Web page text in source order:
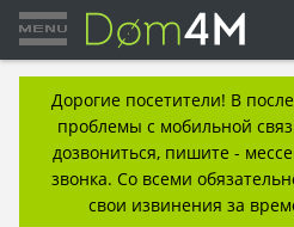
Дорогие посетители! В
проблемы с мобильной
дозвониться, пишите -
звонка. Со всеми
свои извинения за